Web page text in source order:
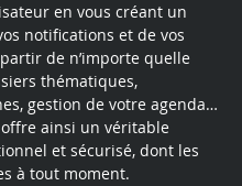
en vous créant un
notifications et de vos
de n’importe quelle
thématiques,
gestion de votre agenda…
ainsi un véritable
et sécurisé, dont les
à tout moment.